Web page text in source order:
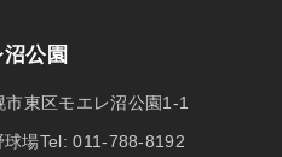
公園
東区モエレ沼公園1-1
場Tel: 011-788-8192